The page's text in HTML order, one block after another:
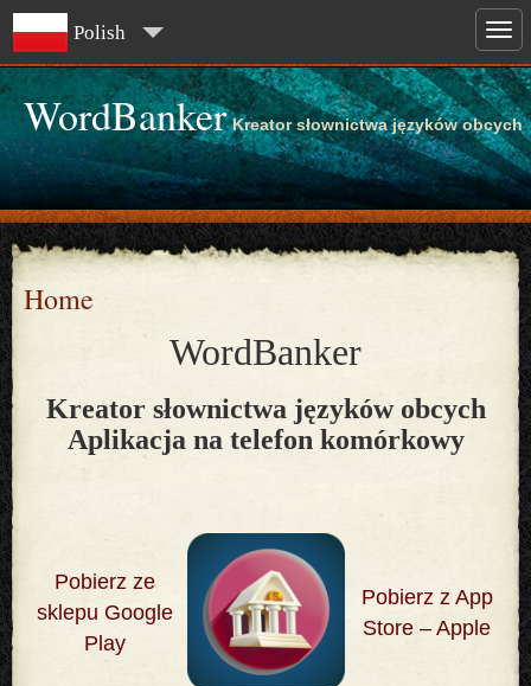
Polish
WordBanker Kreator słownictwa języków obcych
Home
WordBanker
Kreator słownictwa języków obcych
Aplikacja na telefon komórkowy
Pobierz ze
sklepu Google
Play
Pobierz z App
Store – Apple